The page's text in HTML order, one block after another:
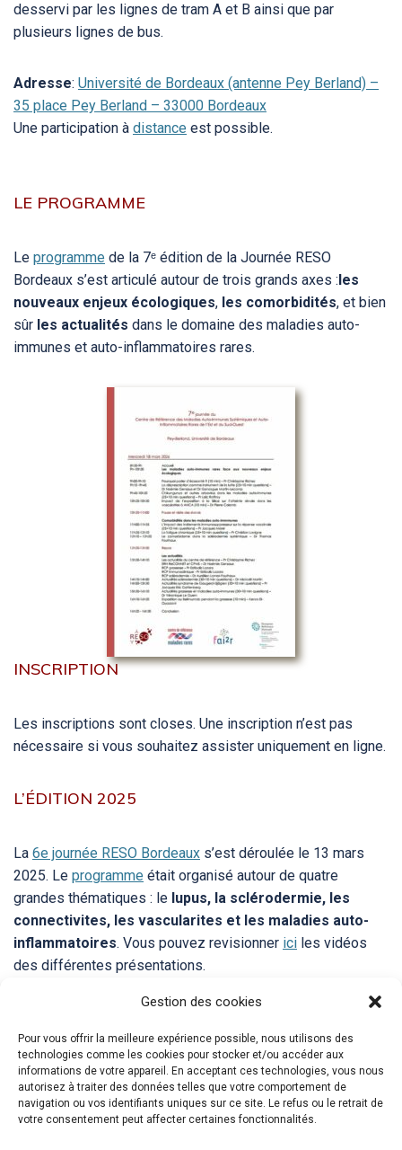
Gestion des cookies
Pour vous offrir la meilleure expérience possible, nous utilisons des
technologies comme les cookies pour stocker et/ou accéder aux
informations de votre appareil. En acceptant ces technologies, vous nous
autorisez à traiter des données telles que votre comportement de
navigation ou vos identifiants uniques sur ce site. Le refus ou le retrait de
votre consentement peut affecter certaines fonctionnalités.
desservi par les lignes de tram A et B ainsi que par
plusieurs lignes de bus.
Adresse: Université de Bordeaux (antenne Pey Berland) –
35 place Pey Berland – 33000 Bordeaux
Une participation à distance est possible.
LE PROGRAMME
Le programme de la 7ᵉ édition de la Journée RESO
Bordeaux s’est articulé autour de trois grands axes :les
nouveaux enjeux écologiques, les comorbidités, et bien
sûr les actualités dans le domaine des maladies auto-
immunes et auto-inflammatoires rares.
INSCRIPTION
Les inscriptions sont closes. Une inscription n’est pas
nécessaire si vous souhaitez assister uniquement en ligne.
L’ÉDITION 2025
La 6e journée RESO Bordeaux s’est déroulée le 13 mars
2025. Le programme était organisé autour de quatre
grandes thématiques : le lupus, la sclérodermie, les
connectivites, les vascularites et les maladies auto-
inflammatoires. Vous pouvez revisionner ici les vidéos
des différentes présentations.
journées RESO Bordeauxici.